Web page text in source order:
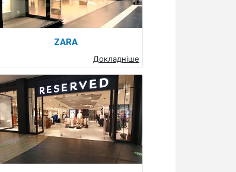
ZARA
Докладніше